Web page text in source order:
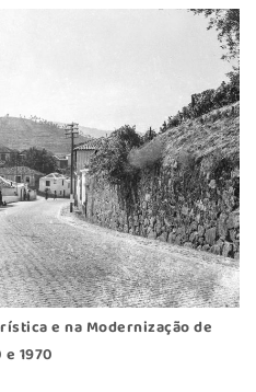
e na Modernização de
1970